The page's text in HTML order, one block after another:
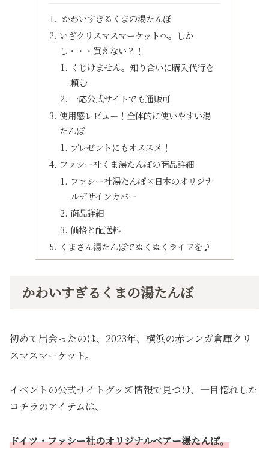
かわいすぎるくまの湯たんぽ
いざクリスマスマーケットへ。しか
し・・・買えない？！
くじけません。知り合いに購入代行を
頼む
一応公式サイトでも通販可
使用感レビュー！全体的に使いやすい湯
たんぽ
プレゼントにもオススメ！
ファシー社くま湯たんぽの商品詳細
ファシー社湯たんぽ×日本のオリジナ
ルデザインカバー
商品詳細
価格と配送料
くまさん湯たんぽでぬくぬくライフを♪
かわいすぎるくまの湯たんぽ
初めて出会ったのは、2023年、横浜の赤レンガ倉庫クリ
スマスマーケット。
イベントの公式サイトグッズ情報で見つけ、一目惚れした
コチラのアイテムは、
ドイツ・ファシー社のオリジナルベアー湯たんぽ。